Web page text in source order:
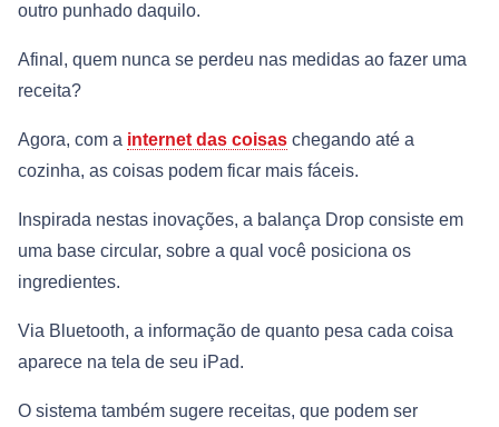
outro punhado daquilo.
Afinal, quem nunca se perdeu nas medidas ao fazer uma
receita?
Agora, com a internet das coisas chegando até a
cozinha, as coisas podem ficar mais fáceis.
Inspirada nestas inovações, a balança Drop consiste em
uma base circular, sobre a qual você posiciona os
ingredientes.
Via Bluetooth, a informação de quanto pesa cada coisa
aparece na tela de seu iPad.
O sistema também sugere receitas, que podem ser